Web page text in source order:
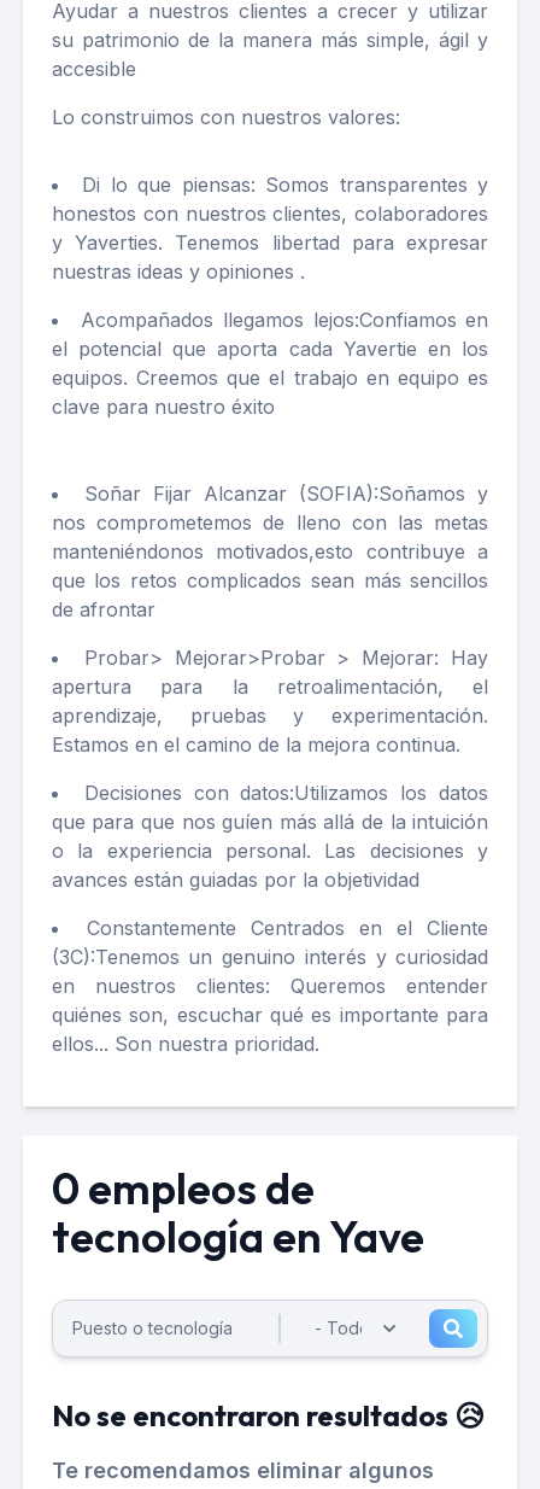
Ayudar a nuestros clientes a crecer y utilizar
su patrimonio de la manera más simple, ágil y
accesible
Lo construimos con nuestros valores:
Di lo que piensas: Somos transparentes y
honestos con nuestros clientes, colaboradores
y Yaverties. Tenemos libertad para expresar
nuestras ideas y opiniones .
Acompañados llegamos lejos:Confiamos en
el potencial que aporta cada Yavertie en los
equipos. Creemos que el trabajo en equipo es
clave para nuestro éxito
Soñar Fijar Alcanzar (SOFIA):Soñamos y
nos comprometemos de lleno con las metas
manteniéndonos motivados,esto contribuye a
que los retos complicados sean más sencillos
de afrontar
Probar> Mejorar>Probar > Mejorar: Hay
apertura para la retroalimentación, el
aprendizaje, pruebas y experimentación.
Estamos en el camino de la mejora continua.
Decisiones con datos:Utilizamos los datos
que para que nos guíen más allá de la intuición
o la experiencia personal. Las decisiones y
avances están guiadas por la objetividad
Constantemente Centrados en el Cliente
(3C):Tenemos un genuino interés y curiosidad
en nuestros clientes: Queremos entender
quiénes son, escuchar qué es importante para
ellos... Son nuestra prioridad.
0 empleos de
tecnología en Yave
No se encontraron resultados 😥
Te recomendamos eliminar algunos